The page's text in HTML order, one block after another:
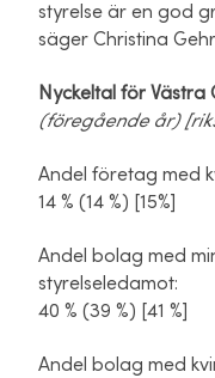
styrelse är en god
säger Christina
Nyckeltal för
(föregående år)
Andel företag med
14 % (14 %) [15%]
Andel bolag med
styrelseledamot:
40 % (39 %) [41 %]
Andel bolag med